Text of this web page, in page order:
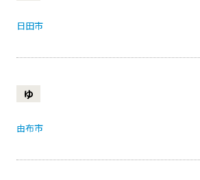
日田市
ゆ
由布市